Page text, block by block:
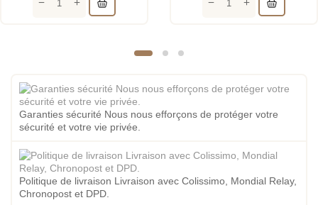
Garanties sécurité Nous nous efforçons de protéger votre
sécurité et votre vie privée.
Politique de livraison Livraison avec Colissimo, Mondial Relay,
Chronopost et DPD.